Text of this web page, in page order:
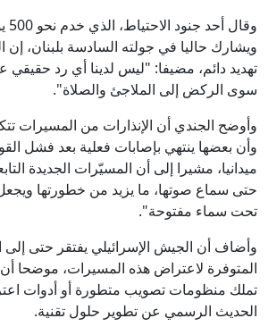
ويشارك حاليا في جولته السادسة بلبنان،
تهديد دائم، مضيفا: "ليس لدينا أي رد
سوى الركض إلى الملاجئ والصلاة".
وأوضح الجندي أن الإنذارات من المسيرات
وأن بعضها ينتهي بإصابات فعلية بعد فشل
ميدانيا، مشيرا إلى أن المسيّرات الجديدة
حتى سماع صوتها، ما يزيد من خطورتها
تحت سماء مفتوحة".
وأضاف أن الجيش الإسرائيلي يفتقر حتى إلى
المتوفرة لاعتراض هذه المسيرات، موضحا
تملك منظومات تصويب متطورة أو أدوات
الحديث الرسمي عن تطوير حلول تقنية.